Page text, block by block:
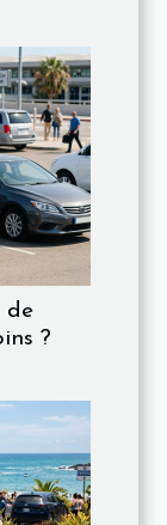
de
?